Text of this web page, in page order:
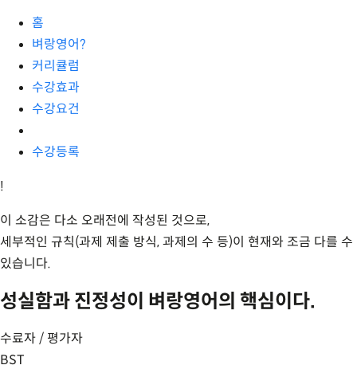
홈
벼랑영어?
커리큘럼
수강효과
수강요건
수강등록
!
이 소감은 다소 오래전에 작성된 것으로,
세부적인 규칙(과제 제출 방식, 과제의 수 등)이 현재와 조금 다를 수
있습니다.
성실함과 진정성이 벼랑영어의 핵심이다.
수료자 / 평가자
BST